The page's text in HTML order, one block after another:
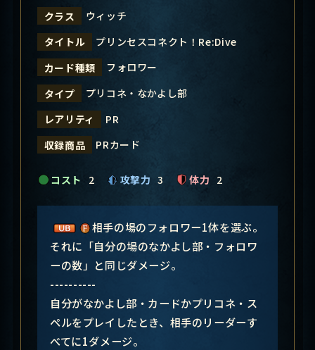
クラス
ウィッチ
タイトル
プリンセスコネクト！Re:Dive
カード種類
フォロワー
タイプ
プリコネ・なかよし部
レアリティ
PR
収録商品
PRカード
コスト 2 攻撃力 3 体力 2
相手の場のフォロワー1体を選ぶ。
それに「自分の場のなかよし部・フォロワ
ーの数」と同じダメージ。
----------
自分がなかよし部・カードかプリコネ・ス
ペルをプレイしたとき、相手のリーダーす
べてに1ダメージ。